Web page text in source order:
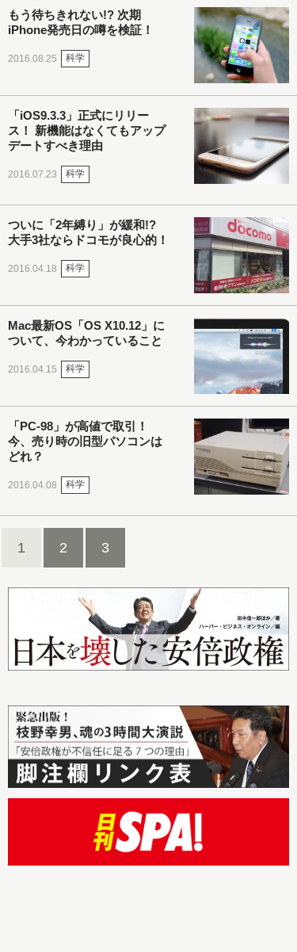
もう待ちきれない!? 次期
iPhone発売日の噂を検証！
2016.08.25 科学
「iOS9.3.3」正式にリリー
ス！ 新機能はなくてもアップ
デートすべき理由
2016.07.23 科学
ついに「2年縛り」が緩和!?
大手3社ならドコモが良心的！
2016.04.18 科学
Mac最新OS「OS X10.12」に
ついて、今わかっていること
2016.04.15 科学
「PC-98」が高値で取引！
今、売り時の旧型パソコンは
どれ？
2016.04.08 科学
1 2 3